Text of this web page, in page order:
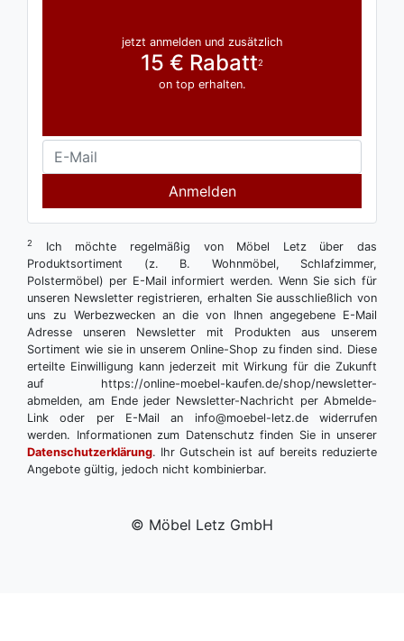
jetzt anmelden und zusätzlich
15 € Rabatt2
on top erhalten.
Anmelden
2
Ich möchte regelmäßig von Möbel Letz über das
Produktsortiment (z. B. Wohnmöbel, Schlafzimmer,
Polstermöbel) per E-Mail informiert werden. Wenn Sie sich für
unseren Newsletter registrieren, erhalten Sie ausschließlich von
uns zu Werbezwecken an die von Ihnen angegebene E-Mail
Adresse unseren Newsletter mit Produkten aus unserem
Sortiment wie sie in unserem Online-Shop zu finden sind. Diese
erteilte Einwilligung kann jederzeit mit Wirkung für die Zukunft
auf https://online-moebel-kaufen.de/shop/newsletter-
abmelden, am Ende jeder Newsletter-Nachricht per Abmelde-
Link oder per E-Mail an info@moebel-letz.de widerrufen
werden. Informationen zum Datenschutz finden Sie in unserer
Datenschutzerklärung. Ihr Gutschein ist auf bereits reduzierte
Angebote gültig, jedoch nicht kombinierbar.
© Möbel Letz GmbH